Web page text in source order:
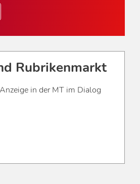
Rubrikenmarkt
in der MT im Dialog